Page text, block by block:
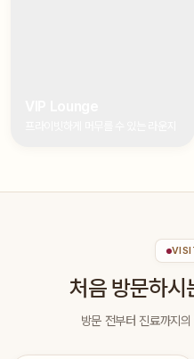
처음 방문하시
방문 전부터 진료까지